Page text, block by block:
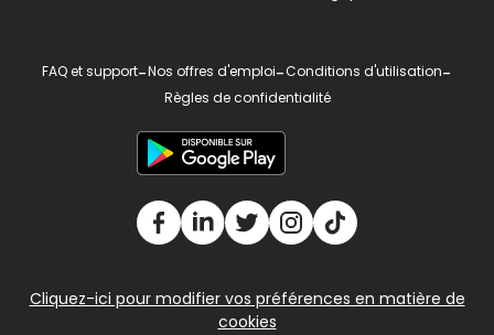
FAQ et support-Nos offres d'emploi-Conditions d'utilisation-
Règles de confidentialité
Cliquez-ici pour modifier vos préférences en matière de
cookies